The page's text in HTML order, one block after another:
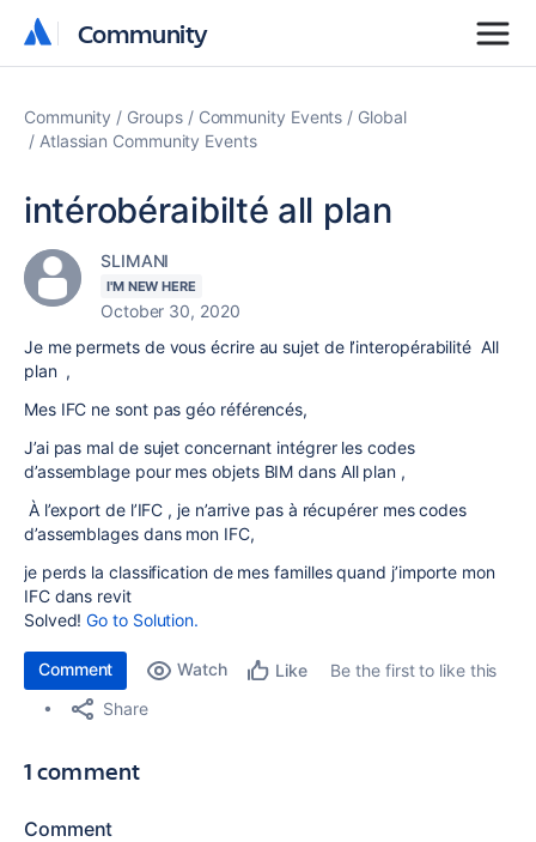
Community
Community
Community Groups Community Events
Global
Atlassian Community Events
intérobéraibilté all plan
SLIMANI
I'M NEW HERE
October 30, 2020
Je me permets de vous écrire au sujet de l’interopérabilité All
plan ,
Mes IFC ne sont pas géo référencés,
J’ai pas mal de sujet concernant intégrer les codes
d’assemblage pour mes objets BIM dans All plan ,
À l’export de l’IFC , je n’arrive pas à récupérer mes codes
d’assemblages dans mon IFC,
je perds la classification de mes familles quand j’importe mon
IFC dans revit
Solved!Go to Solution.
Comment Watch Like
Be the first to like this
Share
1 comment
Comment